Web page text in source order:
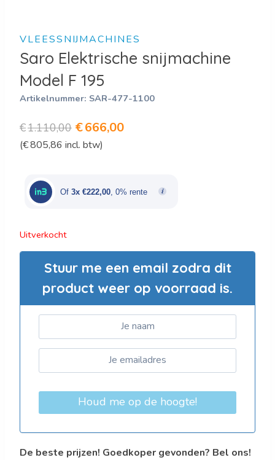
VLEESSNIJMACHINES
Saro Elektrische snijmachine
Model F 195
Artikelnummer: SAR-477-1100
€1.110,00 Oorspronkelijke
prijs
€1.110,00.
€666,00Huidige
€666,00.
(€805,86 incl. btw)
Of 3x €222,00 , 0% rente
Uitverkocht
Stuur me een email zodra dit
product weer op voorraad is.
Houd me op de hoogte!
De beste prijzen! Goedkoper gevonden? Bel ons!